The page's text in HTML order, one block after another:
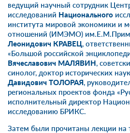
ведущий научный сотрудник
исследований Национального
института мировой экономики и
отношений (ИМЭМО)
Леонидович КРАВЕЦ,
«Большой российской
Вячеславович МАЛЯВИН,
синолог, доктор исторических
Давидович ТОЛОРАЯ,
региональных проектов фонда
исполнительный директор
исследованию БРИКС.
Затем были прочитаны лекции на